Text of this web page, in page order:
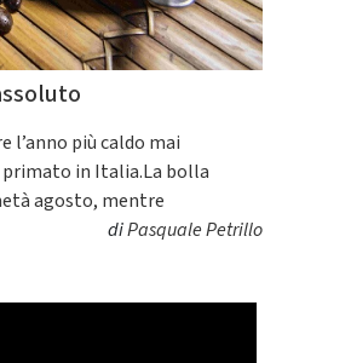
l’anno più caldo mai
in Italia.La bolla
agosto, mentre
diPasquale Petrillo